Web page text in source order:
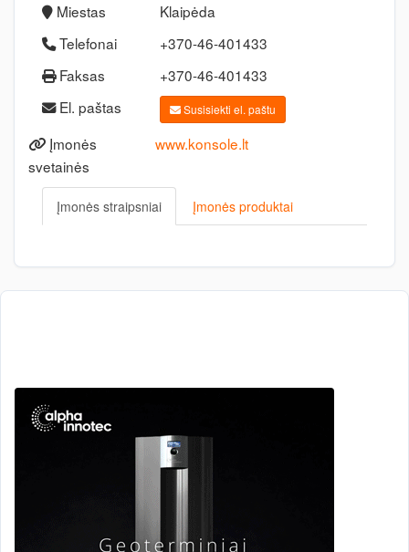
Miestas
Klaipėda
Telefonai
+370-46-401433
Faksas
+370-46-401433
El. paštas
Susisiekti el. paštu
Įmonės
svetainės
www.konsole.lt
Įmonės straipsniai Įmonės produktai